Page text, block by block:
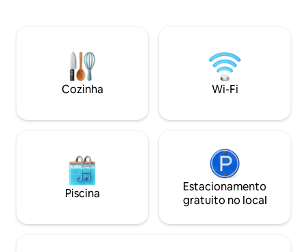
bomba de calor ar-água com eficiência
energética, e da ventilação com
recuperação de calor, que garantem um
clima interno fresco e aconchegante o
Atlântico.
A poucos passos
trilhas para
Golf Links nas
perfeito para
Cozinha Wi-Fi
Piscina
Estacionamento
gratuito no local